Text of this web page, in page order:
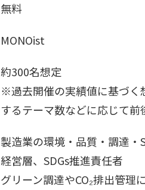
無料
MONOist
約300名想定
※過去開催の実績値に基づく
するテーマ数などに応じて
製造業の環境・品質・調達・
経営層、SDGs推進責任者
グリーン調達やCO₂排出管理